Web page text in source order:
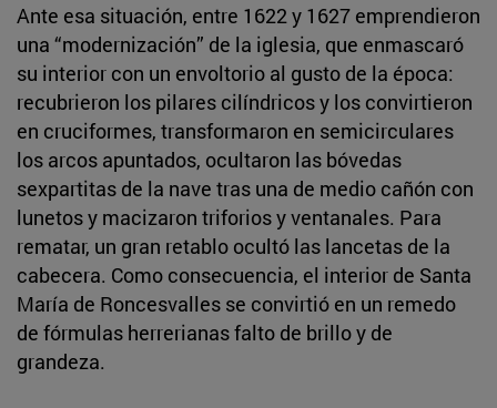
Ante esa situación, entre 1622 y 1627 emprendieron
una “modernización” de la iglesia, que enmascaró
su interior con un envoltorio al gusto de la época:
recubrieron los pilares cilíndricos y los convirtieron
en cruciformes, transformaron en semicirculares
los arcos apuntados, ocultaron las bóvedas
sexpartitas de la nave tras una de medio cañón con
lunetos y macizaron triforios y ventanales. Para
rematar, un gran retablo ocultó las lancetas de la
cabecera. Como consecuencia, el interior de Santa
María de Roncesvalles se convirtió en un remedo
de fórmulas herrerianas falto de brillo y de
grandeza.